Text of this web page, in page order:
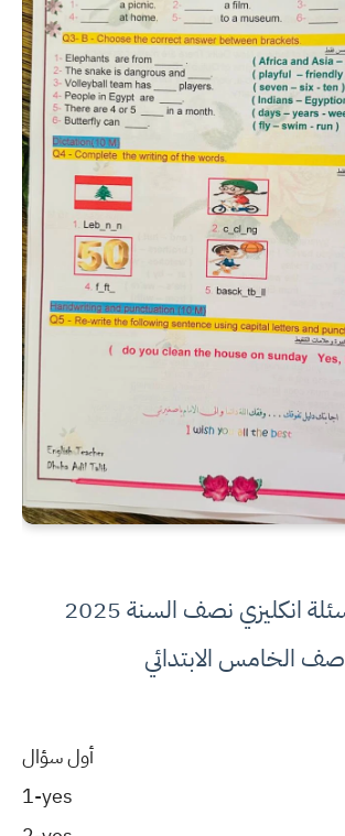
حلول الاسئلة انكليزي نصف السنة 2025
صف الخامس الابتدائي
أول سؤال
1-yes